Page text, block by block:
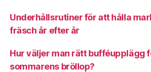
Underhållsrutiner för att hålla
fräsch år efter år
Hur väljer man rätt bufféupplägg
sommarens bröllop?